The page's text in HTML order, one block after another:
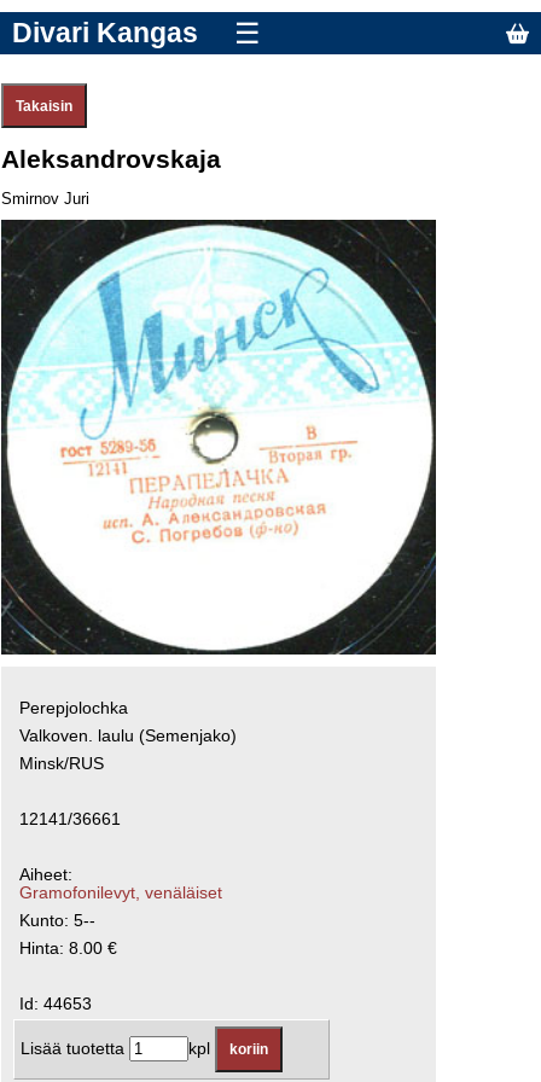
Divari Kangas ☰
Aleksandrovskaja
Smirnov Juri
Perepjolochka
Valkoven. laulu (Semenjako)
Minsk/RUS
12141/36661
Aiheet:
Gramofonilevyt, venäläiset
Kunto: 5--
Hinta: 8.00 €
Id: 44653
Lisää tuotetta kpl